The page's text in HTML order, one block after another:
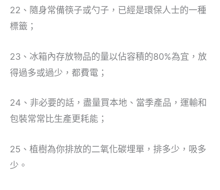
22、隨身常備筷子或勺子，已經是環保人士的一種
標籤；
23、冰箱內存放物品的量以佔容積的80%為宜，放
得過多或過少，都費電；
24、非必要的話，盡量買本地、當季產品，運輸和
包裝常常比生產更耗能；
25、植樹為你排放的二氧化碳埋單，排多少，吸多
少。